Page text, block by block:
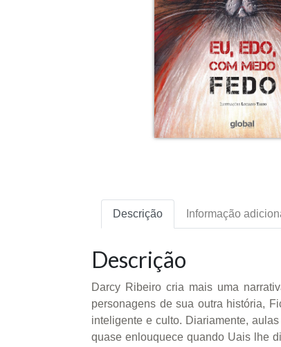
Descrição Informação
Descrição
Darcy Ribeiro cria mais uma
personagens de sua outra história,
inteligente e culto. Diariamente,
quase enlouquece quando Uais lhe